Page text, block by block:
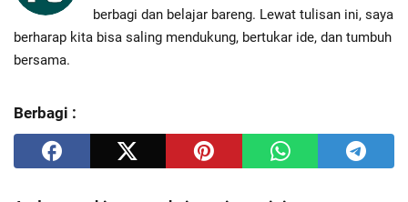
berbagi dan belajar bareng. Lewat tulisan ini, saya
berharap kita bisa saling mendukung, bertukar ide, dan tumbuh
bersama.
Berbagi :